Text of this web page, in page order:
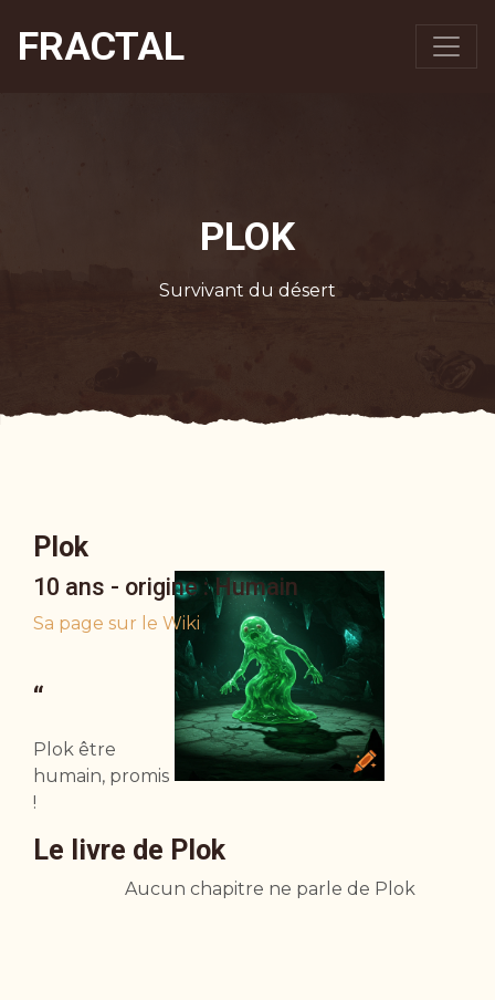
FRACTAL
PLOK
Survivant du désert
Plok
10 ans - origine : Humain
Sa page sur le Wiki
“
Plok être
humain, promis
!
Le livre de Plok
Aucun chapitre ne parle de Plok